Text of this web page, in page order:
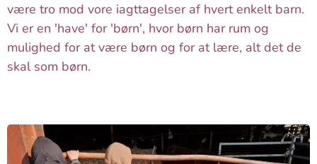
være tro mod vore iagttagelser af hvert enkelt barn.
Vi er en 'have' for 'børn', hvor børn har rum og
mulighed for at være børn og for at lære, alt det de
skal som børn.